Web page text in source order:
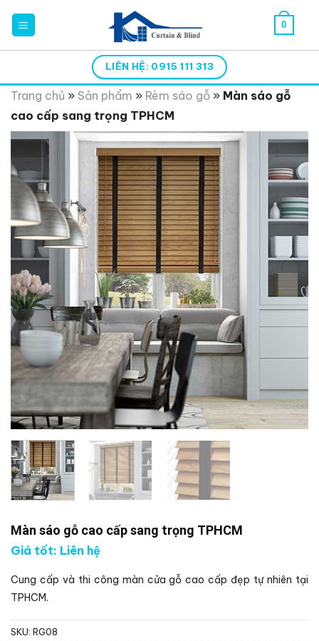
content
0
LIÊN HỆ: 0915 111 313
Trang chủ » Sản phẩm » Rèm sáo gỗ » Màn sáo gỗ
cao cấp sang trọng TPHCM
Màn sáo gỗ cao cấp sang trọng TPHCM
Giá tốt: Liên hệ
Cung cấp và thi công màn cửa gỗ cao cấp đẹp tự nhiên tại
TPHCM.
SKU: RG08